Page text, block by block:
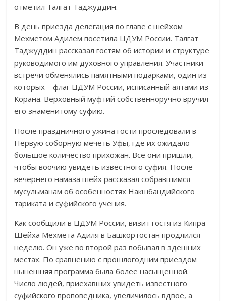
отметил Талгат Таджуддин.
В день приезда делегация во главе с шейхом
Мехметом Адилем посетила ЦДУМ России. Талгат
Таджуддин рассказал гостям об истории и структуре
руководимого им духовного управления. Участники
встречи обменялись памятными подарками, один из
которых ‒ флаг ЦДУМ России, исписанный аятами из
Корана. Верховный муфтий собственноручно вручил
его знаменитому суфию.
После праздничного ужина гости проследовали в
Первую соборную мечеть Уфы, где их ожидало
большое количество прихожан. Все они пришли,
чтобы воочию увидеть известного суфия. После
вечернего намаза шейх рассказал собравшимся
мусульманам об особенностях Накшбандийского
тариката и суфийского учения.
Как сообщили в ЦДУМ России, визит гостя из Кипра
Шейха Мехмета Адиля в Башкортостан продлился
неделю. Он уже во второй раз побывал в здешних
местах. По сравнению с прошлогодним приездом
нынешняя программа была более насыщенной.
Число людей, приехавших увидеть известного
суфийского проповедника, увеличилось вдвое, а